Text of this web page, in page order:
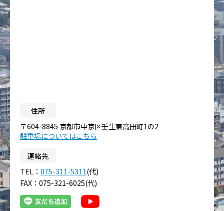
住所
〒604-8845 京都市中京区壬生東高田町1の2
駐車場についてはこちら
連絡先
TEL： 075-311-5311(代)
FAX：075-321-6025(代)